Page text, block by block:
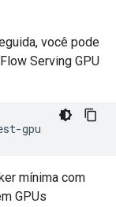
você pode
Serving GPU
-gpu
mínima com
GPUs